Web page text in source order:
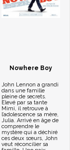
Nowhere Boy
John Lennon a grandi
dans une famille
pleine de secrets.
Elevé par sa tante
Mimi, il retrouve à
l’adolescence sa mère,
Julia. Arrivé en âge de
comprendre le
mystère qui a déchiré
ces deux sœurs, John
veut réconcilier sa